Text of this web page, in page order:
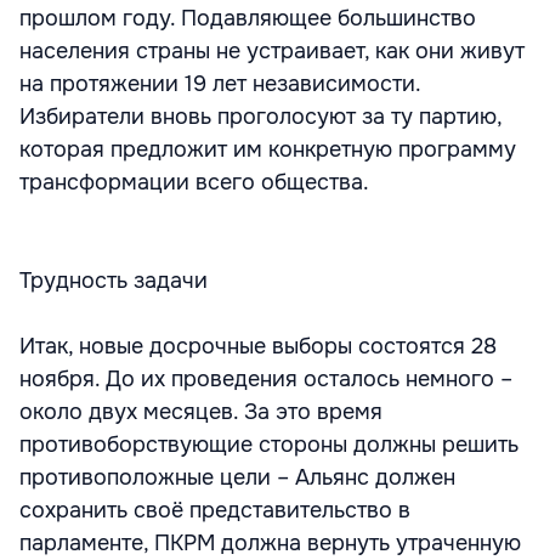
прошлом году. Подавляющее большинство
населения страны не устраивает, как они живут
на протяжении 19 лет независимости.
Избиратели вновь проголосуют за ту партию,
которая предложит им конкретную программу
трансформации всего общества.
Трудность задачи
Итак, новые досрочные выборы состоятся 28
ноября. До их проведения осталось немного –
около двух месяцев. За это время
противоборствующие стороны должны решить
противоположные цели – Альянс должен
сохранить своё представительство в
парламенте, ПКРМ должна вернуть утраченную